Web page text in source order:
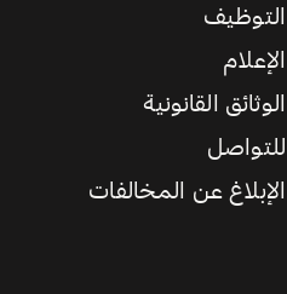
التوظيف
الإعلام
الوثائق القانونية
للتواصل
الإبلاغ عن المخالفات